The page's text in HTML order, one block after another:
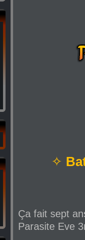
✧
Ça fait sept
Parasite Eve